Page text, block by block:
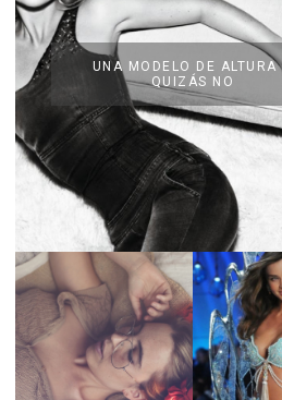
UNA MODELO DE ALTURA
QUIZÁS NO
LA BAILARINA
BLANCA DE LA
CRUZ O COMO
REINVENTARSE
ANTE LA
ADVERSIDAD.
LA